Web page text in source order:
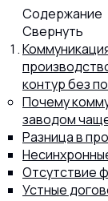
8
Содержание
Свернуть
контур без
Почему
заводом
Разница в
Отсутствие
Устные